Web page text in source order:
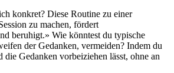
konkret? Diese Routine zu einer
zu machen, fördert
beruhigt.» Wie könntest du typische
der Gedanken, vermeiden? Indem du
die Gedanken vorbeiziehen lässt, ohne an